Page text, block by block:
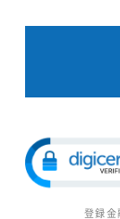
登録金